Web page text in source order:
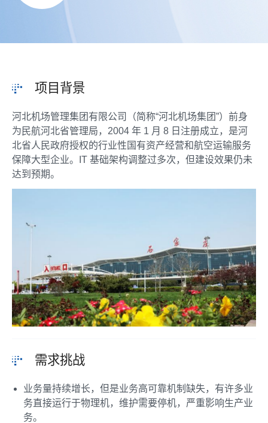
项目背景
河北机场管理集团有限公司（简称“河北机场集团”）前身
为民航河北省管理局，2004 年 1 月 8 日注册成立，是河
北省人民政府授权的行业性国有资产经营和航空运输服务
保障大型企业。IT 基础架构调整过多次，但建设效果仍未
达到预期。
需求挑战
业务量持续增长，但是业务高可靠机制缺失，有许多业
务直接运行于物理机，维护需要停机，严重影响生产业
务。